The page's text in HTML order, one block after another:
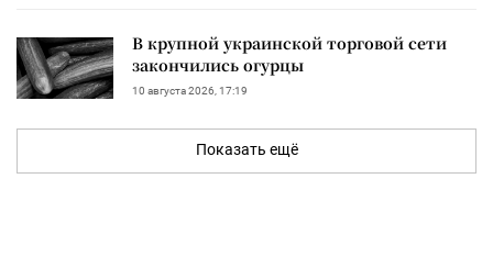
В крупной украинской торговой сети
закончились огурцы
10 августа 2026, 17:19
Показать ещё